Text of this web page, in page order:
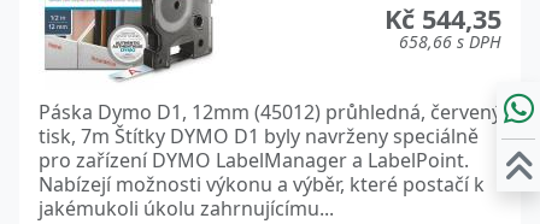
Kč 544,35
658,66 s DPH
Páska Dymo D1, 12mm (45012) průhledná, červený
tisk, 7m Štítky DYMO D1 byly navrženy speciálně
pro zařízení DYMO LabelManager a LabelPoint.
Nabízejí možnosti výkonu a výběr, které postačí k
jakémukoli úkolu zahrnujícímu...